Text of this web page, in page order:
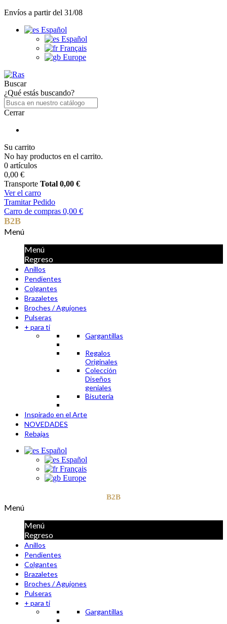
Envíos a partir del 31/08
Español
Español
Français
Europe
Buscar
¿Qué estás buscando?
Cerrar
Su carrito
No hay productos en el carrito.
0 artículos
0,00 €
Transporte Total 0,00 €
Ver el carro
Tramitar Pedido
Carro de compras 0,00 €
B2B
Menú
Menú
Regreso
Anillos
Pendientes
Colgantes
Brazaletes
Broches / Agujones
Pulseras
+ para ti
Gargantillas
Regalos
Originales
Colección
Diseños
geniales
Bisutería
Inspirado en el Arte
NOVEDADES
Rebajas
Español
Español
Français
Europe
B2B
Menú
Menú
Regreso
Anillos
Pendientes
Colgantes
Brazaletes
Broches / Agujones
Pulseras
+ para ti
Gargantillas